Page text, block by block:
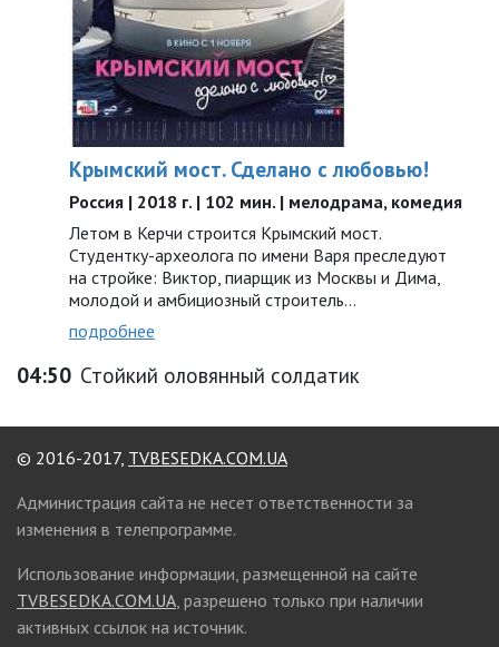
Крымский мост. Сделано с любовью!
Россия | 2018 г. | 102 мин. | мелодрама, комедия
Летом в Керчи строится Крымский мост.
Студентку-археолога по имени Варя преследуют
на стройке: Виктор, пиарщик из Москвы и Дима,
молодой и амбициозный строитель…
подробнее
04:50 Стойкий оловянный солдатик
© 2016-2017, TVBESEDKA.COM.UA
Администрация сайта не несет ответственности за
изменения в телепрограмме.
Использование информации, размещенной на сайте
TVBESEDKA.COM.UA, разрешено только при наличии
активных ссылок на источник.